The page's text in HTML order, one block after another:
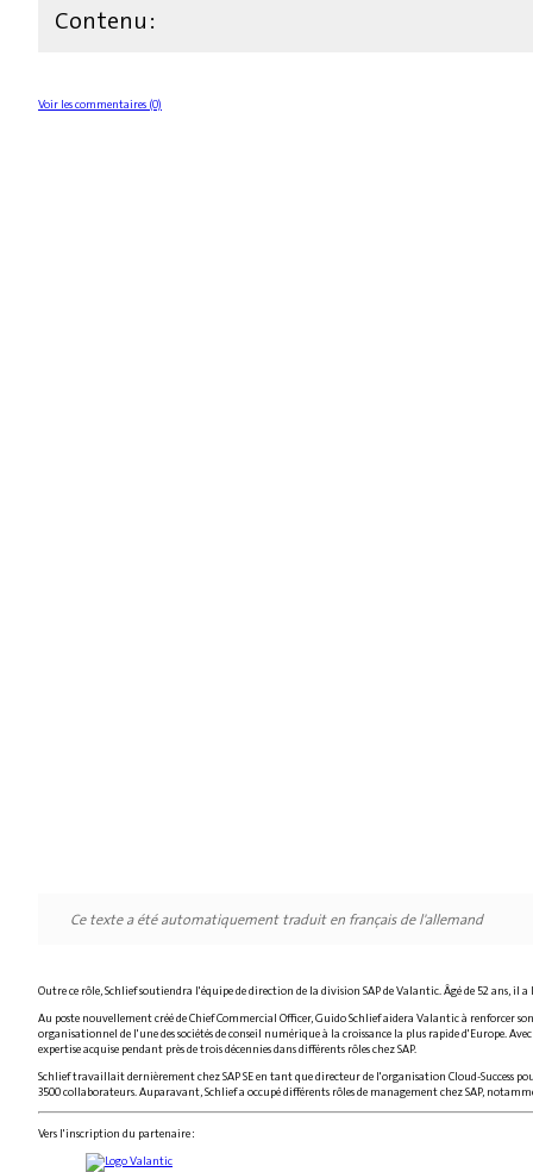
Contenu :
Voir les commentaires (0)
Ce texte a été automatiquement traduit en français de l'allemand
Outre ce rôle, Schlief soutiendra l'équipe de direction de la division SAP de Valantic. Âgé de 52
Au poste nouvellement créé de Chief Commercial Officer, Guido Schlief aidera Valantic à
organisationnel de l'une des sociétés de conseil numérique à la croissance la plus rapide d'Europe.
expertise acquise pendant près de trois décennies dans différents rôles chez SAP.
Schlief travaillait dernièrement chez SAP SE en tant que directeur de l'organisation Cloud-Success
3500 collaborateurs. Auparavant, Schlief a occupé différents rôles de management chez SAP,
Vers l'inscription du partenaire :